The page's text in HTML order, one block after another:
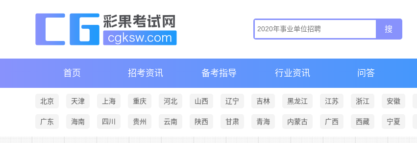
首页 招考资讯 备考指导 行业资讯 问答
北京 天津 上海 重庆 河北 山西 辽宁 吉林 黑龙江 江苏 浙江 安徽
广东 海南 四川 贵州 云南 陕西 甘肃 青海 内蒙古 广西 西藏 宁夏